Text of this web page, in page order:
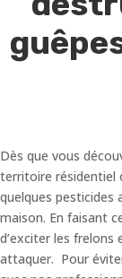
Dès que vous
territoire résidentiel
quelques pesticides
maison. En faisant
d’exciter les frelons
attaquer. Pour